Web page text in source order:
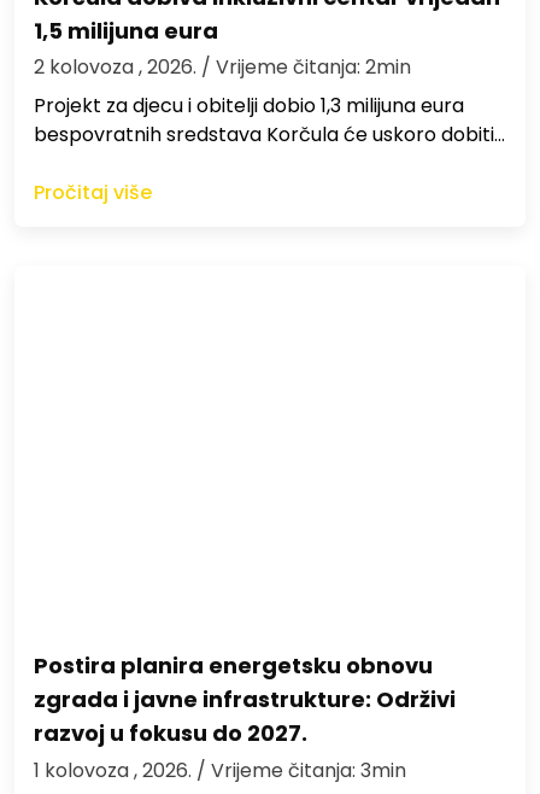
1,5 milijuna eura
2 kolovoza , 2026. / Vrijeme čitanja: 2min
Projekt za djecu i obitelji dobio 1,3 milijuna eura
bespovratnih sredstava Korčula će uskoro dobiti…
Pročitaj više
Postira planira energetsku obnovu
zgrada i javne infrastrukture: Održivi
razvoj u fokusu do 2027.
1 kolovoza , 2026. / Vrijeme čitanja: 3min